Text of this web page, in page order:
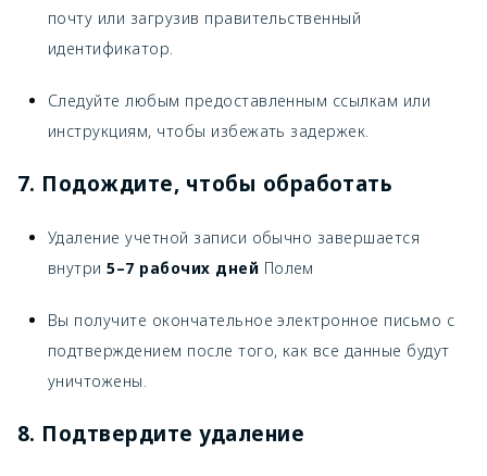
почту или загрузив правительственный
идентификатор.
Следуйте любым предоставленным ссылкам или
инструкциям, чтобы избежать задержек.
7. Подождите, чтобы обработать
Удаление учетной записи обычно завершается
внутри5–7 рабочих дней Полем
Вы получите окончательное электронное письмо с
подтверждением после того, как все данные будут
уничтожены.
8. Подтвердите удаление